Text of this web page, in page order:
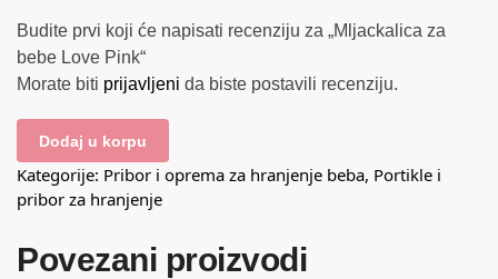
Budite prvi koji će napisati recenziju za „Mljackalica za
bebe Love Pink“
Morate biti prijavljeni da biste postavili recenziju.
Dodaj u korpu
Kategorije: Pribor i oprema za hranjenje beba, Portikle i
pribor za hranjenje
Povezani proizvodi